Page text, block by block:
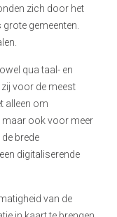
zich door het
gemeenten.
qua taal- en
voor de meest
alleen om
maar ook voor meer
brede
digitaliserende
van de